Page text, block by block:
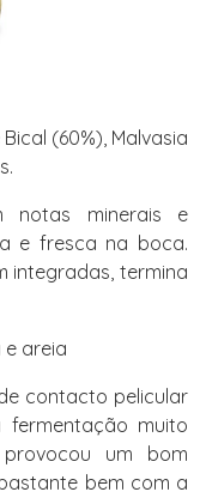
(60%), Malvasia
notas minerais e
e fresca na boca.
integradas, termina
areia
contacto pelicular
muito
um bom
bem com a